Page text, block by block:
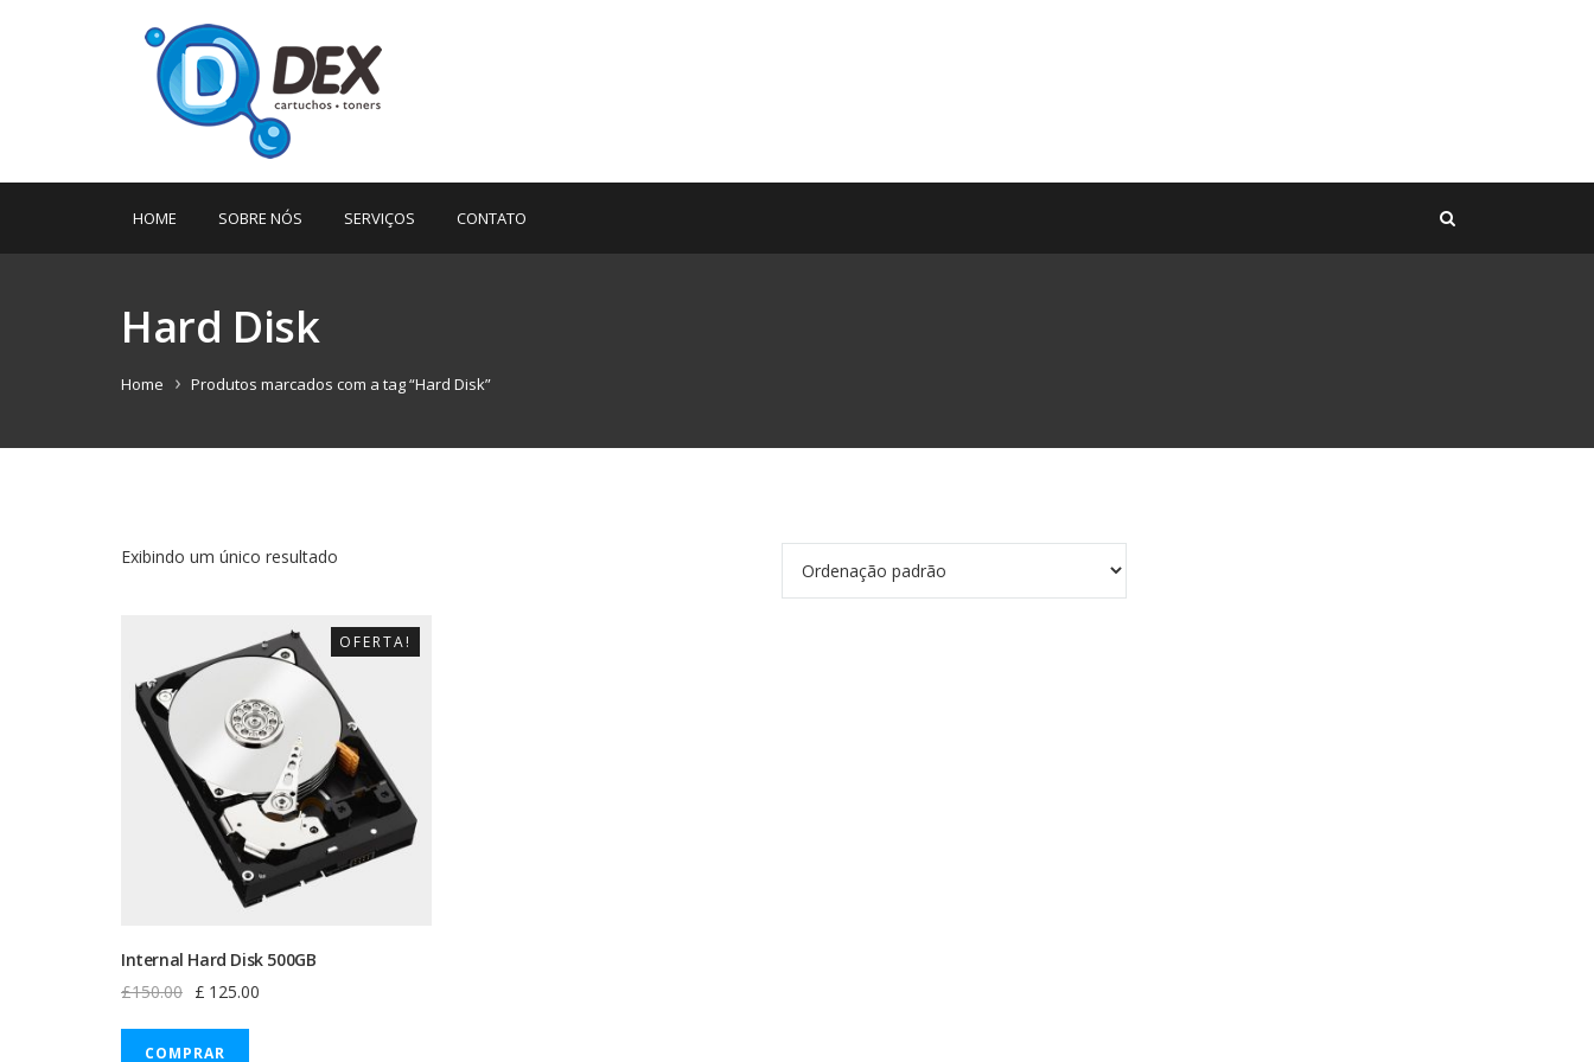
HOME SOBRE NÓS SERVIÇOS CONTATO
Hard Disk
Home Produtos marcados com a tag “Hard Disk”
Exibindo um único resultado
OFERTA!
Internal Hard Disk 500GB
£150.00 Original
was:
£ 125.00
COMPRAR